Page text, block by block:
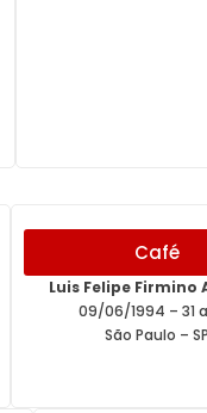
Café
Luis Felipe Firmino
09/06/1994 – 31
São Paulo – SP